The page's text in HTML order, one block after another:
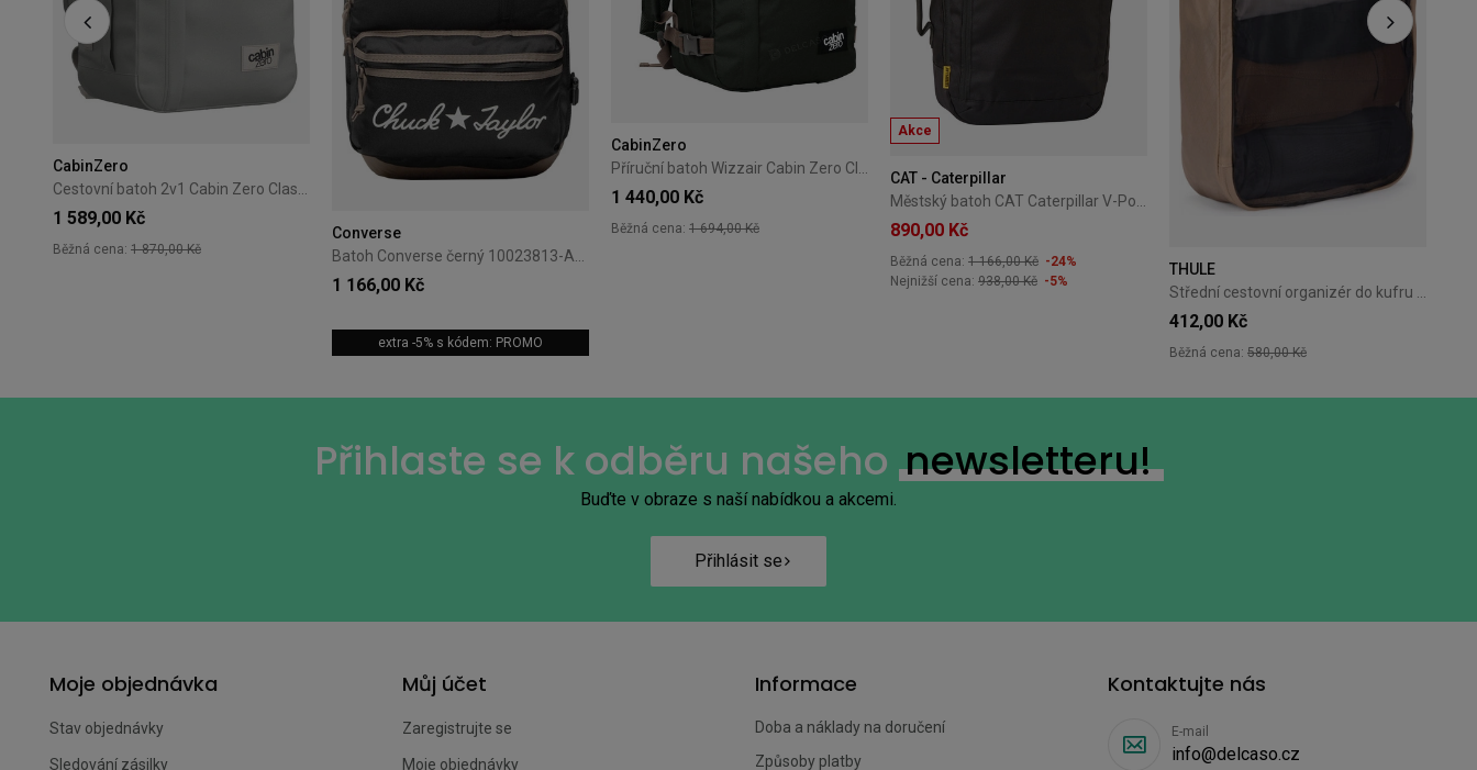
CabinZero
1 589,00 Kč
Běžná cena: 1 870,00 Kč
Converse
1 166,00 Kč
extra -5% s kódem: PROMO
CabinZero
1 440,00 Kč
Běžná cena: 1 694,00 Kč
Akce
CAT - Caterpillar
890,00 Kč
Běžná cena: 1 166,00 Kč -24%
Nejnižší cena: 938,00 Kč -5%
THULE
412,00 Kč
Běžná cena: 580,00 Kč
Přihlaste se k odběru našeho newsletteru!
Buďte v obraze s naší nabídkou a akcemi.
Přihlásit se
Moje objednávka
Stav objednávky
Sledování zásilky
Můj účet
Zaregistrujte se
Moje objednávky
Informace
Doba a náklady na doručení
Způsoby platby
Kontaktujte nás
E-mail
info@delcaso.cz